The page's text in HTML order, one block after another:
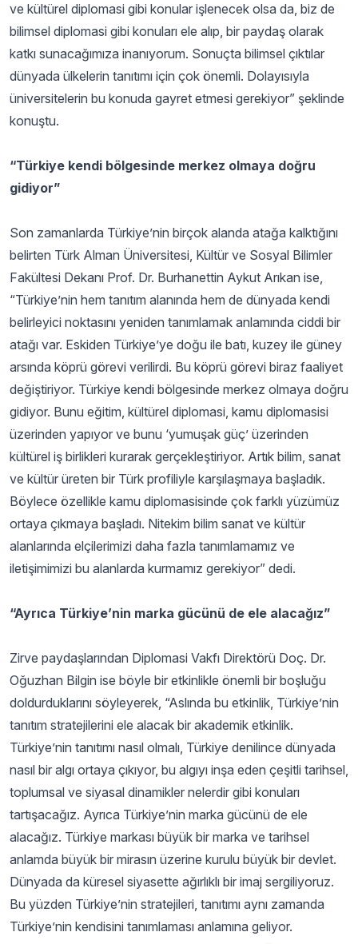
ve kültürel diplomasi gibi konular işlenecek olsa da, biz de
bilimsel diplomasi gibi konuları ele alıp, bir paydaş olarak
katkı sunacağımıza inanıyorum. Sonuçta bilimsel çıktılar
dünyada ülkelerin tanıtımı için çok önemli. Dolayısıyla
üniversitelerin bu konuda gayret etmesi gerekiyor” şeklinde
konuştu.
“Türkiye kendi bölgesinde merkez olmaya doğru
gidiyor”
Son zamanlarda Türkiye’nin birçok alanda atağa kalktığını
belirten Türk Alman Üniversitesi, Kültür ve Sosyal Bilimler
Fakültesi Dekanı Prof. Dr. Burhanettin Aykut Arıkan ise,
“Türkiye’nin hem tanıtım alanında hem de dünyada kendi
belirleyici noktasını yeniden tanımlamak anlamında ciddi bir
atağı var. Eskiden Türkiye’ye doğu ile batı, kuzey ile güney
arsında köprü görevi verilirdi. Bu köprü görevi biraz faaliyet
değiştiriyor. Türkiye kendi bölgesinde merkez olmaya doğru
gidiyor. Bunu eğitim, kültürel diplomasi, kamu diplomasisi
üzerinden yapıyor ve bunu ‘yumuşak güç’ üzerinden
kültürel iş birlikleri kurarak gerçekleştiriyor. Artık bilim, sanat
ve kültür üreten bir Türk profiliyle karşılaşmaya başladık.
Böylece özellikle kamu diplomasisinde çok farklı yüzümüz
ortaya çıkmaya başladı. Nitekim bilim sanat ve kültür
alanlarında elçilerimizi daha fazla tanımlamamız ve
iletişimimizi bu alanlarda kurmamız gerekiyor” dedi.
“Ayrıca Türkiye’nin marka gücünü de ele alacağız”
Zirve paydaşlarından Diplomasi Vakfı Direktörü Doç. Dr.
Oğuzhan Bilgin ise böyle bir etkinlikle önemli bir boşluğu
doldurduklarını söyleyerek, “Aslında bu etkinlik, Türkiye’nin
tanıtım stratejilerini ele alacak bir akademik etkinlik.
Türkiye’nin tanıtımı nasıl olmalı, Türkiye denilince dünyada
nasıl bir algı ortaya çıkıyor, bu algıyı inşa eden çeşitli tarihsel,
toplumsal ve siyasal dinamikler nelerdir gibi konuları
tartışacağız. Ayrıca Türkiye’nin marka gücünü de ele
alacağız. Türkiye markası büyük bir marka ve tarihsel
anlamda büyük bir mirasın üzerine kurulu büyük bir devlet.
Dünyada da küresel siyasette ağırlıklı bir imaj sergiliyoruz.
Bu yüzden Türkiye’nin stratejileri, tanıtımı aynı zamanda
Türkiye’nin kendisini tanımlaması anlamına geliyor.